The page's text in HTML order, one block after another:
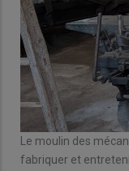
Le moulin des
fabriquer et